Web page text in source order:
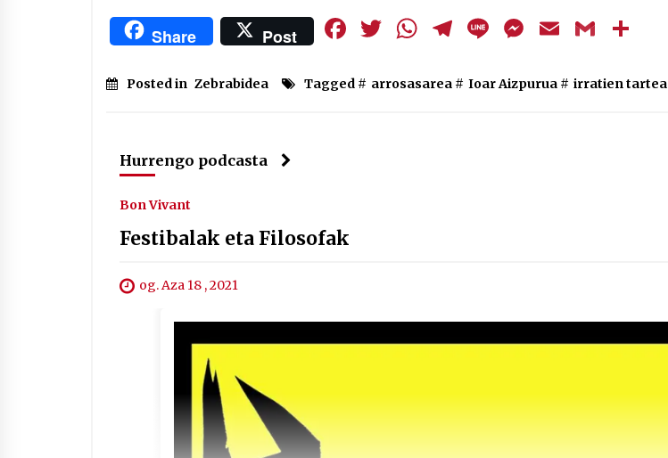
Share Post Facebook
Twitter
WhatsApp
Telegram
LineMessenger
EmailGmail
Posted in Zebrabidea Tagged # arrosasarea # Ioar Aizpurua # irratien tartea
Hurrengo podcasta
Bon Vivant
Festibalak eta Filosofak
og. Aza 18 , 2021